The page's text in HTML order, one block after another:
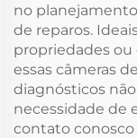
no
de reparos.
propriedades
essas câmeras
diagnósticos
necessidade de
contato conosco